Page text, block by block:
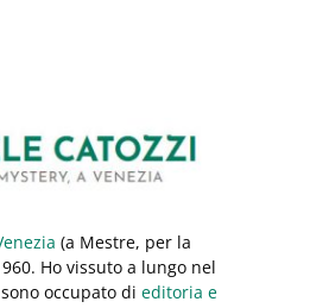
(a Mestre, per la
Ho vissuto a lungo nel
occupato dieditoria e